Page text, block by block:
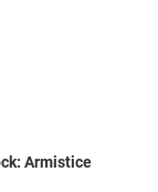
Armistice